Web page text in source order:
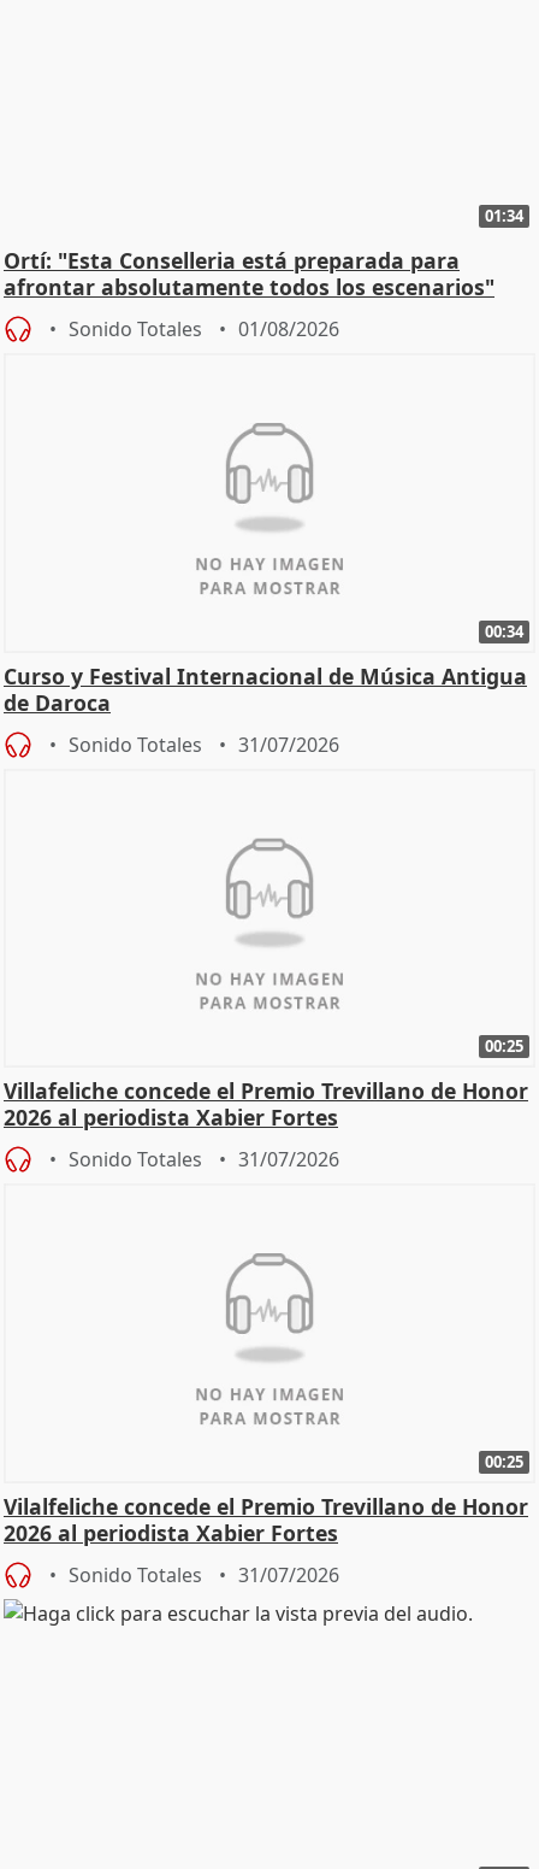
01:34
Ortí: "Esta Conselleria está preparada para
afrontar absolutamente todos los escenarios"
Sonido Totales 01/08/2026
00:34
Curso y Festival Internacional de Música Antigua
de Daroca
Sonido Totales 31/07/2026
00:25
Villafeliche concede el Premio Trevillano de Honor
2026 al periodista Xabier Fortes
Sonido Totales 31/07/2026
00:25
Vilalfeliche concede el Premio Trevillano de Honor
2026 al periodista Xabier Fortes
Sonido Totales 31/07/2026